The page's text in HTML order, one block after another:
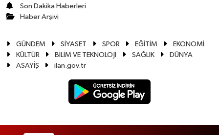
Son Dakika Haberleri
Haber Arşivi
GÜNDEM SİYASET SPOR EĞİTİM
EKONOMİ
KÜLTÜR
BİLİM VE TEKNOLOJİ SAĞLIK
DÜNYA
ASAYİŞ
ilan.gov.tr